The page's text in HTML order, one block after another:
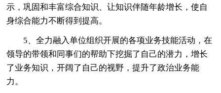
示，巩固和丰富综合知识、让知识伴随年龄增长，使自
身综合能力不断得到提高。
5、全力融入单位组织开展的各项业务技能活动，在
领导的带领和同事们的帮助下挖掘了自己的潜力，增长
了业务知识，开阔了自己的视野，提升了政治业务能
力。